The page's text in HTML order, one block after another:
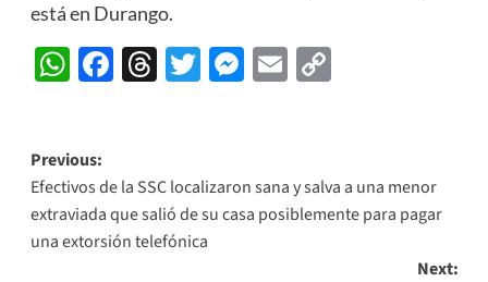
está en Durango.
WhatsApp
Facebook
Threads
Twitter
Messenger
EmailCopy
Post
navigation
Previous:
Efectivos de la SSC localizaron sana y salva a una menor
extraviada que salió de su casa posiblemente para pagar
una extorsión telefónica
Next: